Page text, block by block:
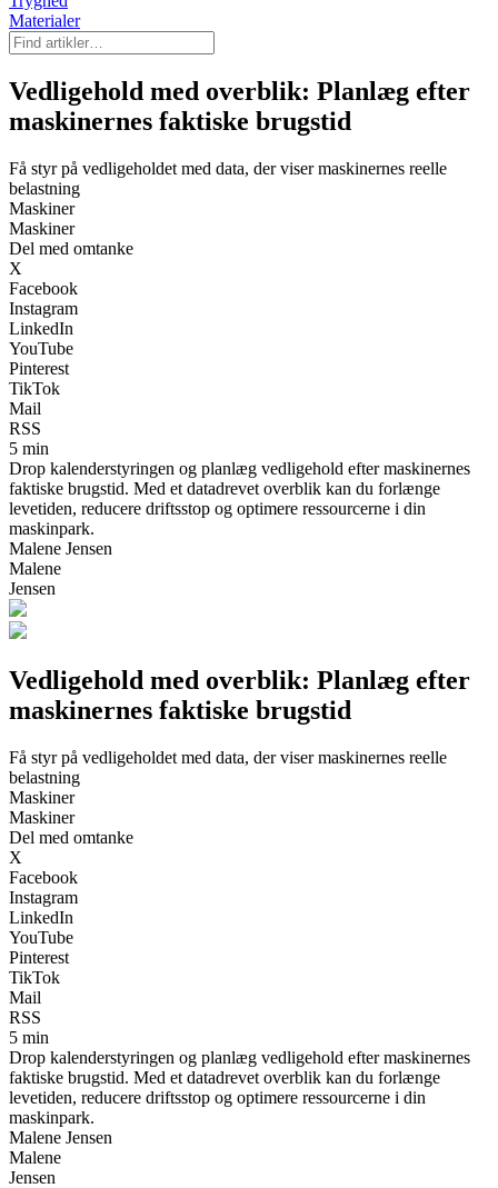
Materialer
Vedligehold med overblik: Planlæg efter
maskinernes faktiske brugstid
Få styr på vedligeholdet med data, der viser maskinernes reelle
belastning
Maskiner
Maskiner
Del med omtanke
X
Facebook
Instagram
LinkedIn
YouTube
Pinterest
TikTok
Mail
RSS
5 min
Drop kalenderstyringen og planlæg vedligehold efter maskinernes
faktiske brugstid. Med et datadrevet overblik kan du forlænge
levetiden, reducere driftsstop og optimere ressourcerne i din
maskinpark.
Malene Jensen
Malene
Jensen
Vedligehold med overblik: Planlæg efter
maskinernes faktiske brugstid
Få styr på vedligeholdet med data, der viser maskinernes reelle
belastning
Maskiner
Maskiner
Del med omtanke
X
Facebook
Instagram
LinkedIn
YouTube
Pinterest
TikTok
Mail
RSS
5 min
Drop kalenderstyringen og planlæg vedligehold efter maskinernes
faktiske brugstid. Med et datadrevet overblik kan du forlænge
levetiden, reducere driftsstop og optimere ressourcerne i din
maskinpark.
Malene Jensen
Malene
Jensen